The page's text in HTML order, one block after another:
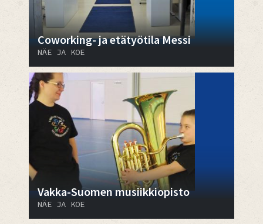
Coworking- ja etätyötila Messi
NÄE JA KOE
Vakka-Suomen musiikkiopisto
NÄE JA KOE